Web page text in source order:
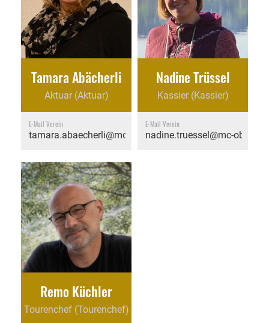
Tamara Abächerli
Aktuar (Aktuar)
E-Mail Verein
tamara.abaecherli@mc-obwalden.ch
Nadine Trüssel
Kassier (Kassier)
E-Mail Verein
nadine.truessel@mc-
Remo Küchler
Tourenchef (Tourenchef)